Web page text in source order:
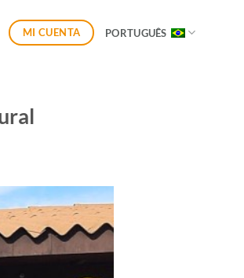
MI CUENTA PORTUGUÊS